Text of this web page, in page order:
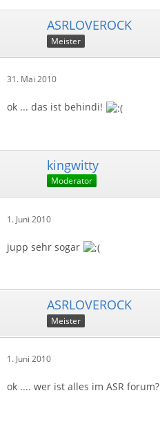
ASRLOVEROCK
Meister
31. Mai 2010
ok ... das ist behindi!
kingwitty
Moderator
1. Juni 2010
jupp sehr sogar
ASRLOVEROCK
Meister
1. Juni 2010
ok .... wer ist alles im ASR forum?